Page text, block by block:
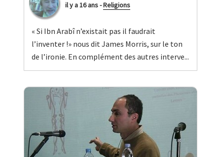
il y a 16 ans-Religions
« Si Ibn Arabî n’existait pas il faudrait
l’inventer !» nous dit James Morris, sur le ton
de l’ironie. En complément des autres interve...